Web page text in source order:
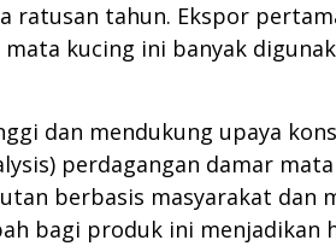
ratusan tahun. Ekspor
kucing ini banyak
dan mendukung upaya
perdagangan damar
berbasis masyarakat dan
bagi produk ini menjadikan